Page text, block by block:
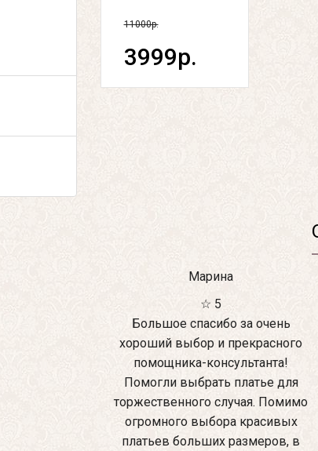
11000р.
3999р.
Марина
☆ 5
Большое спасибо за очень
хороший выбор и прекрасного
помощника-консультанта!
Помогли выбрать платье для
торжественного случая. Помимо
огромного выбора красивых
платьев больших размеров, в